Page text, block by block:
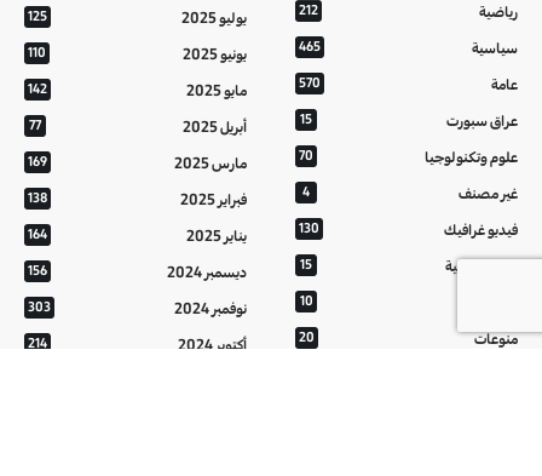
رياضية 212
سياسية 465
عامة 570
عراق سبورت 15
علوم وتكنولوجيا 70
غير مصنف 4
فيديو غرافيك 130
معالم عراقية 15
10
منوعات 20
يوليو 2025 125
يونيو 2025 110
مايو 2025 142
أبريل 2025 77
مارس 2025 169
فبراير 2025 138
يناير 2025 164
ديسمبر 2024 156
نوفمبر 2024 303
أكتوبر 2024 214